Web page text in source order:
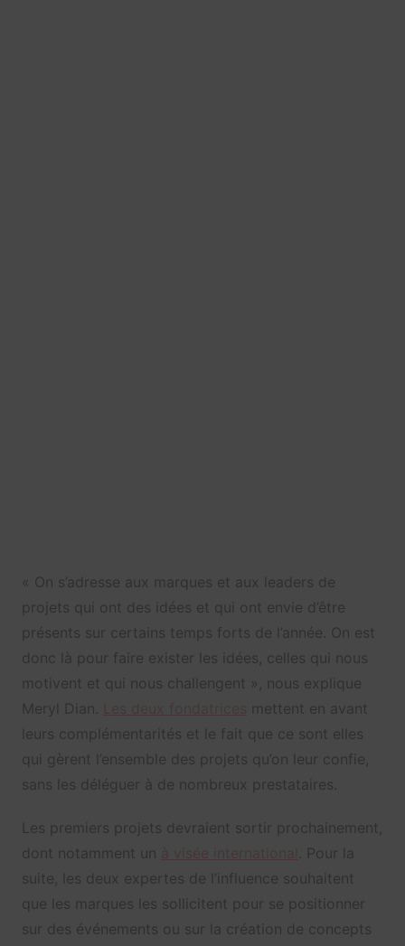
« On s’adresse aux marques et aux leaders de
projets qui ont des idées et qui ont envie d’être
présents sur certains temps forts de l’année. On est
donc là pour faire exister les idées, celles qui nous
motivent et qui nous challengent », nous explique
Meryl Dian.
mettent en avant
leurs complémentarités et le fait que ce sont elles
qui gèrent l’ensemble des projets qu’on leur confie,
sans les déléguer à de nombreux prestataires.
Les premiers projets devraient sortir prochainement,
dont notamment un
. Pour la
suite, les deux expertes de l’influence souhaitent
que les marques les sollicitent pour se positionner
sur des événements ou sur la création de concepts